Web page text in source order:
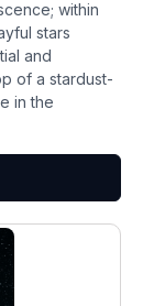
within
stars
and
of a stardust-
in the